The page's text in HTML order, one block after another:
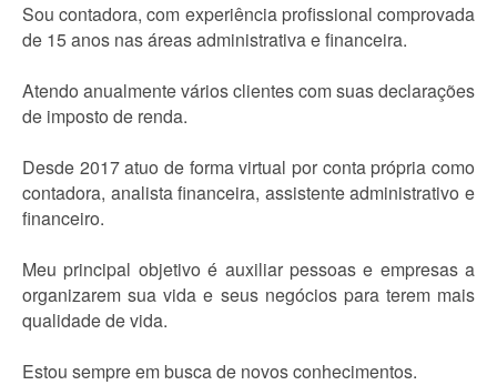
Sou contadora, com experiência profissional comprovada
de 15 anos nas áreas administrativa e financeira.
Atendo anualmente vários clientes com suas declarações
de imposto de renda.
Desde 2017 atuo de forma virtual por conta própria como
contadora, analista financeira, assistente administrativo e
financeiro.
Meu principal objetivo é auxiliar pessoas e empresas a
organizarem sua vida e seus negócios para terem mais
qualidade de vida.
Estou sempre em busca de novos conhecimentos.